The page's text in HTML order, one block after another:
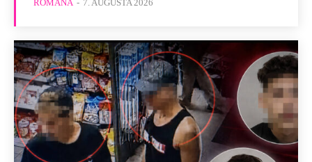
ROMANA - 7. AUGUSTA 2026